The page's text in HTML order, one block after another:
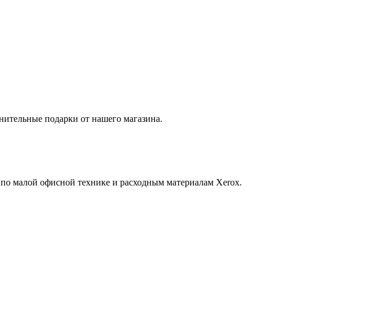
подарки от нашего магазина.
малой офисной технике и расходным материалам Xerox.